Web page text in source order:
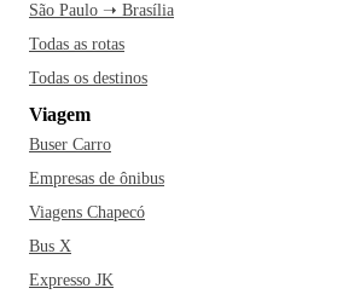
São Paulo ➝ Brasília
Todas as rotas
Todas os destinos
Viagem
Buser Carro
Empresas de ônibus
Viagens Chapecó
Bus X
Expresso JK